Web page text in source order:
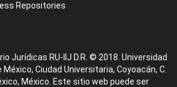
Repositories
Jurídicas RU-IIJ D.R. © 2018. Universidad
Ciudad Universitaria, Coyoacán, C.
México. Este sitio web puede ser